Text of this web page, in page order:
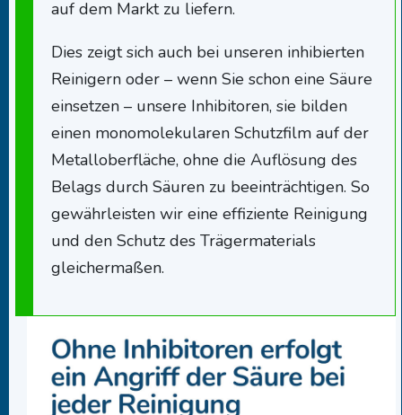
auf dem Markt zu liefern.
Dies zeigt sich auch bei unseren inhibierten
Reinigern oder – wenn Sie schon eine Säure
einsetzen – unsere Inhibitoren, sie bilden
einen monomolekularen Schutzfilm auf der
Metalloberfläche, ohne die Auflösung des
Belags durch Säuren zu beeinträchtigen. So
gewährleisten wir eine effiziente Reinigung
und den Schutz des Trägermaterials
gleichermaßen.